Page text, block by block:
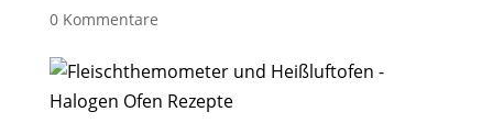
0 Kommentare